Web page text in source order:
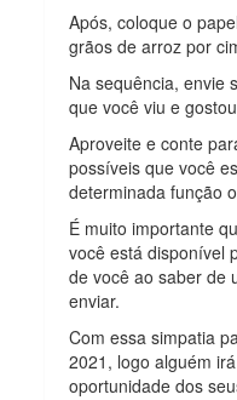
Após, coloque o
grãos de arroz por
Na sequência, envie
que você viu e
Aproveite e conte
possíveis que você
determinada função
É muito importante
você está disponível
de você ao saber de
enviar.
Com essa simpatia
2021, logo alguém
oportunidade dos